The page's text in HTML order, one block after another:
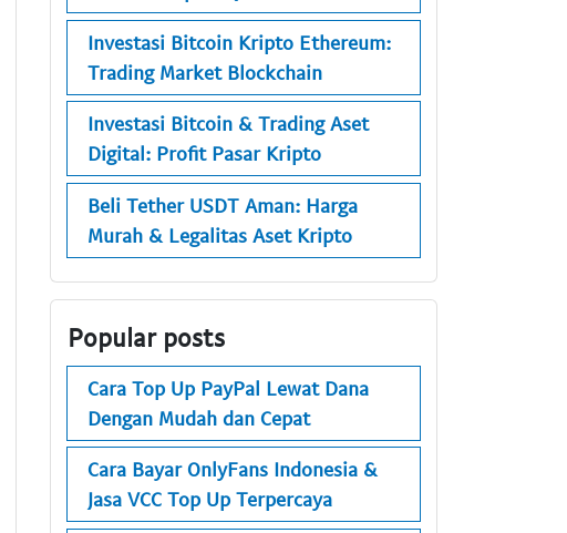
Investasi Bitcoin Kripto Ethereum:
Trading Market Blockchain
Investasi Bitcoin & Trading Aset
Digital: Profit Pasar Kripto
Beli Tether USDT Aman: Harga
Murah & Legalitas Aset Kripto
Popular posts
Cara Top Up PayPal Lewat Dana
Dengan Mudah dan Cepat
Cara Bayar OnlyFans Indonesia &
Jasa VCC Top Up Terpercaya